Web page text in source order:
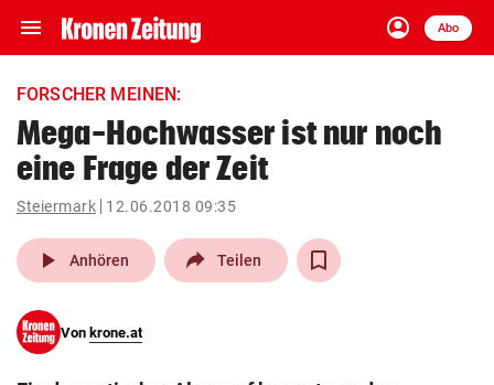
menu Navigation
ein-/ausklappen
account_circle
Anmelden
Abo
close Schließen
account_circle Anmelden
pin_drop
Wien arrow_right
FORSCHER MEINEN:
Mega-Hochwasser ist nur noch
eine Frage der Zeit
Steiermark 12.06.2018 09:35
play_arrow Anhören Teilen
Von krone.at